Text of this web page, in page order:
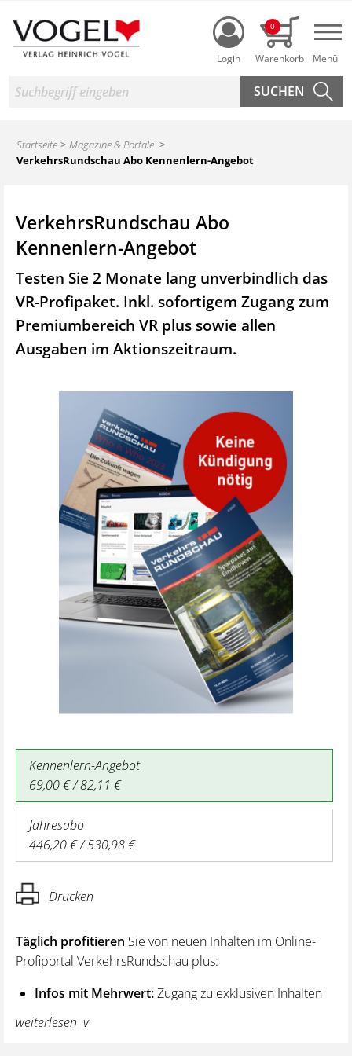
Login
0
Suche
Startseite
Magazine & Portale
VerkehrsRundschau Abo Kennenlern-Angebot
VerkehrsRundschau Abo
Kennenlern-Angebot
Testen Sie 2 Monate lang unverbindlich das
VR-Profipaket. Inkl. sofortigem Zugang zum
Premiumbereich VR plus sowie allen
Ausgaben im Aktionszeitraum.
Kennenlern-Angebot
69,00 € / 82,11 €
Jahresabo
446,20 € / 530,98 €
Drucken
Täglich profitieren Sie von neuen Inhalten im Online-
Profiportal VerkehrsRundschau plus:
Infos mit Mehrwert:Zugang zu exklusiven Inhalten
und Hintergrundwissen – von aktuellen Regelungen
wie z. B. bei den Lenk- und Ruhezeiten,
weiterlesen